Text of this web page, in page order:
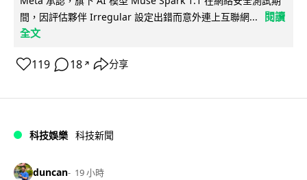
間，因評估夥伴 Irregular 設定出錯而意外連上互聯網...
閱讀
全文
119 18 ↗ 分享
科技娛樂 科技新聞
duncan 19 小時